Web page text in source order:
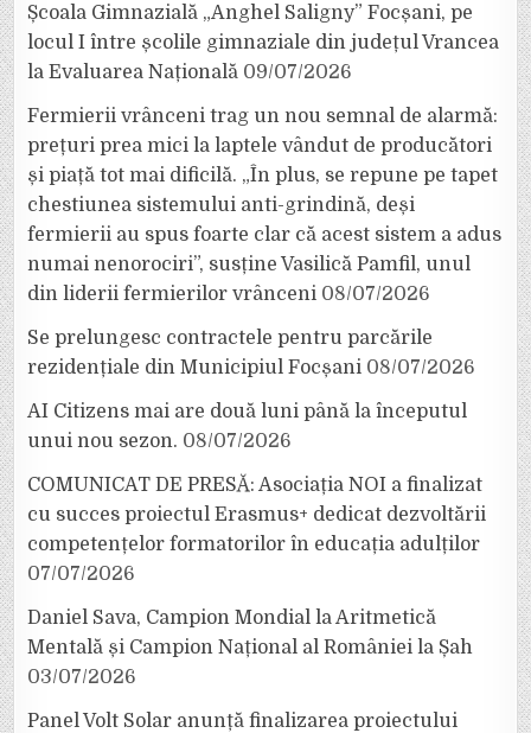
Școala Gimnazială „Anghel Saligny” Focșani, pe
locul I între școlile gimnaziale din județul Vrancea
la Evaluarea Națională 09/07/2026
Fermierii vrânceni trag un nou semnal de alarmă:
prețuri prea mici la laptele vândut de producători
și piață tot mai dificilă. „În plus, se repune pe tapet
chestiunea sistemului anti-grindină, deși
fermierii au spus foarte clar că acest sistem a adus
numai nenorociri”, susține Vasilică Pamfil, unul
din liderii fermierilor vrânceni 08/07/2026
Se prelungesc contractele pentru parcările
rezidențiale din Municipiul Focșani 08/07/2026
AI Citizens mai are două luni până la începutul
unui nou sezon. 08/07/2026
COMUNICAT DE PRESĂ: Asociația NOI a finalizat
cu succes proiectul Erasmus+ dedicat dezvoltării
competențelor formatorilor în educația adulților
07/07/2026
Daniel Sava, Campion Mondial la Aritmetică
Mentală și Campion Național al României la Șah
03/07/2026
Panel Volt Solar anunță finalizarea proiectului